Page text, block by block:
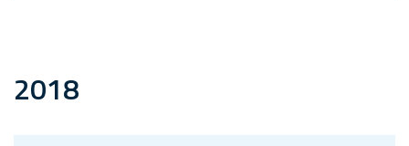
2018